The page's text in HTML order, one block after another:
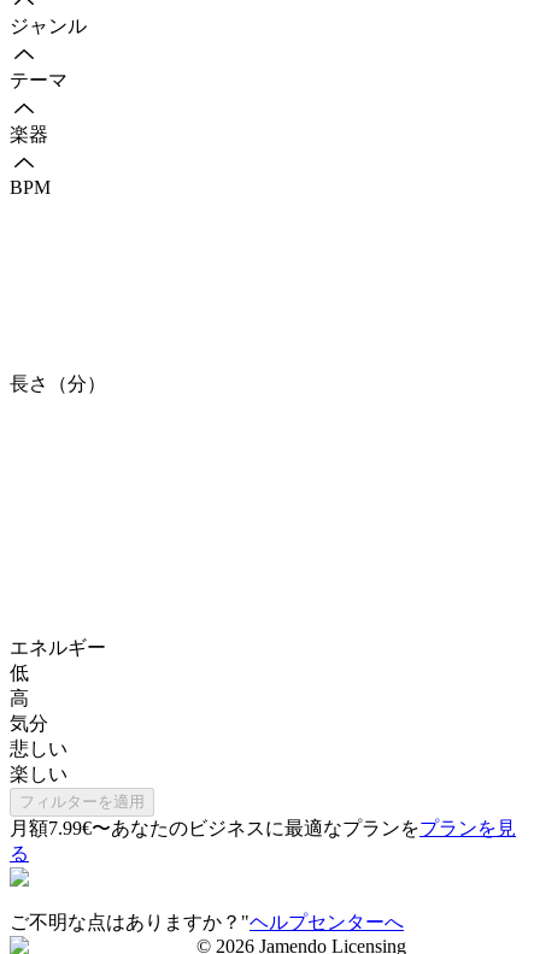
ジャンル
テーマ
楽器
BPM
長さ（分）
エネルギー
低
高
気分
悲しい
楽しい
フィルターを適用
月額7.99€〜あなたのビジネスに最適なプランをプランを見
る
ご不明な点はありますか？"ヘルプセンターへ
© 2026 Jamendo Licensing